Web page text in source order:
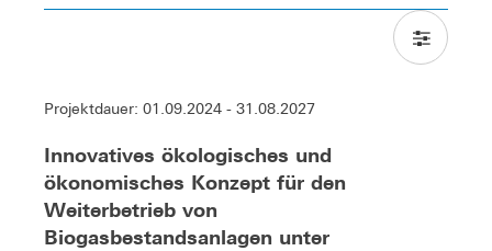
Projektdauer: 01.09.2024 - 31.08.2027
Innovatives ökologisches und
ökonomisches Konzept für den
Weiterbetrieb von
Biogasbestandsanlagen unter